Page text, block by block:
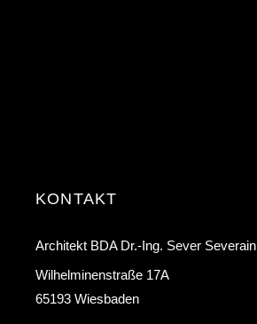
KONTAKT
Architekt BDA Dr.-Ing. Sever Severain
Wilhelminenstraße 17A
65193 Wiesbaden